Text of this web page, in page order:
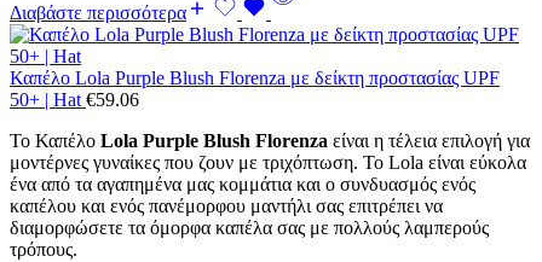
Διαβάστε περισσότερα
Καπέλο Lola Purple Blush Florenza με δείκτη προστασίας UPF
50+ | Hat €59.06
Το Καπέλο Lola Purple Blush Florenza είναι η τέλεια επιλογή για
μοντέρνες γυναίκες που ζουν με τριχόπτωση. Το Lola είναι εύκολα
ένα από τα αγαπημένα μας κομμάτια και ο συνδυασμός ενός
καπέλου και ενός πανέμορφου μαντήλι σας επιτρέπει να
διαμορφώσετε τα όμορφα καπέλα σας με πολλούς λαμπερούς
τρόπους.